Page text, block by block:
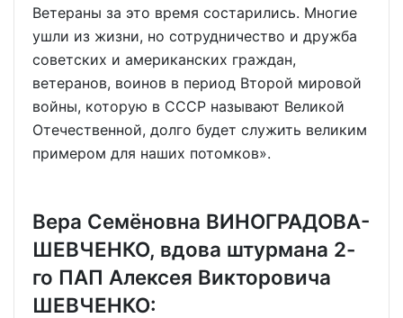
Ветераны за это время состарились. Многие
ушли из жизни, но сотрудничество и дружба
советских и американских граждан,
ветеранов, воинов в период Второй мировой
войны, которую в СССР называют Великой
Отечественной, долго будет служить великим
примером для наших потомков».
Вера Семёновна ВИНОГРАДОВА-
ШЕВЧЕНКО, вдова штурмана 2-
го ПАП Алексея Викторовича
ШЕВЧЕНКО: